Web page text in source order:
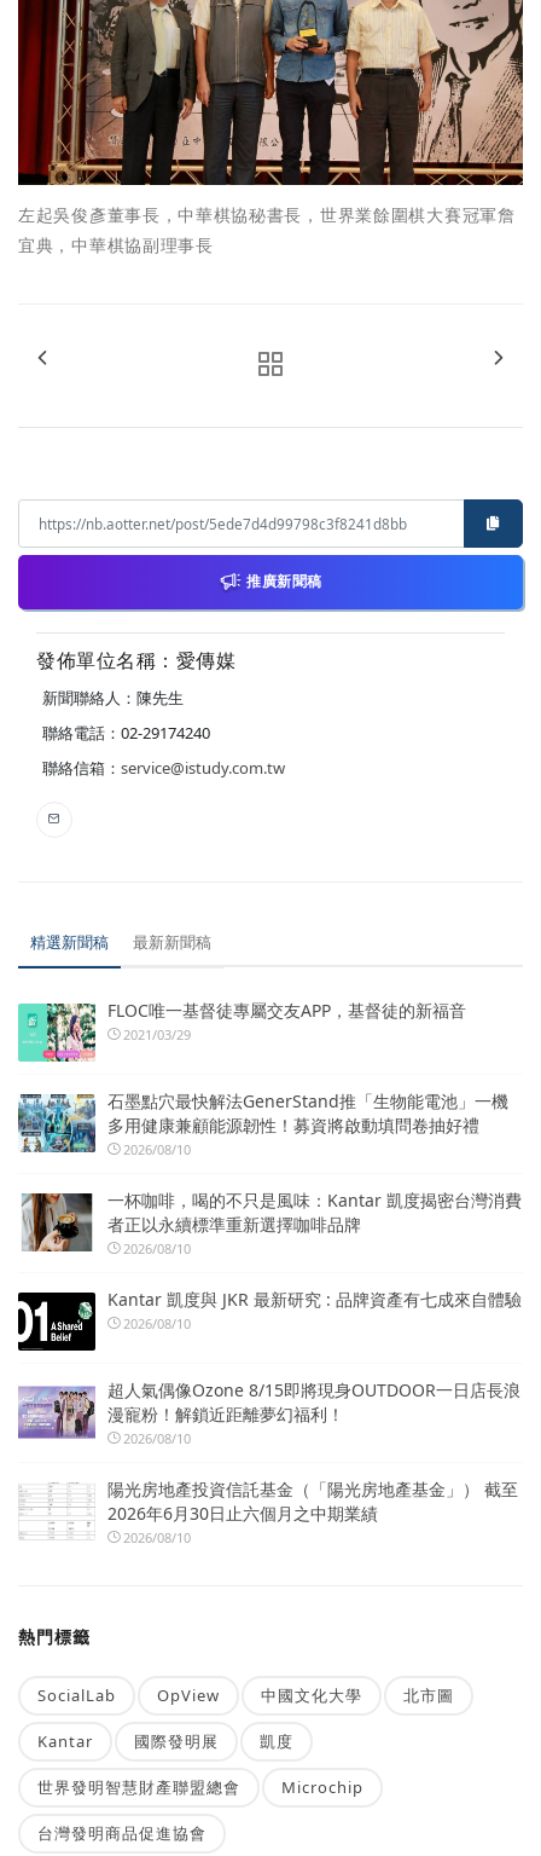
左起吳俊彥董事長，中華棋協秘書長，世界業餘圍棋大賽冠軍詹
宜典，中華棋協副理事長
推廣新聞稿
發佈單位名稱：愛傳媒
新聞聯絡人：陳先生
聯絡電話：02-29174240
聯絡信箱： service@istudy.com.tw
精選新聞稿 最新新聞稿
FLOC唯一基督徒專屬交友APP，基督徒的新福音
2021/03/29
石墨點穴最快解法GenerStand推「生物能電池」一機
多用健康兼顧能源韌性！募資將啟動填問卷抽好禮
2026/08/10
一杯咖啡，喝的不只是風味：Kantar 凱度揭密台灣消費
者正以永續標準重新選擇咖啡品牌
2026/08/10
Kantar 凱度與 JKR 最新研究 : 品牌資產有七成來自體驗
2026/08/10
超人氣偶像Ozone 8/15即將現身OUTDOOR一日店長浪
漫寵粉！解鎖近距離夢幻福利！
2026/08/10
陽光房地產投資信託基金（「陽光房地產基金」） 截至
2026年6月30日止六個月之中期業績
2026/08/10
熱門標籤
SocialLab OpView 中國文化大學 北市圖
Kantar 國際發明展 凱度
世界發明智慧財產聯盟總會 Microchip
台灣發明商品促進協會